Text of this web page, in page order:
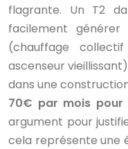
flagrante. Un T2
facilement générer
(chauffage
ascenseur
dans une
70€ par mois pour
argument pour
cela représente une